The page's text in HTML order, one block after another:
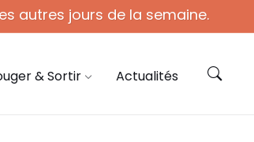
autres jours de la semaine.
& Sortir Actualités